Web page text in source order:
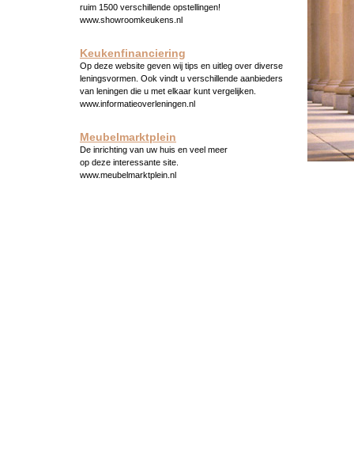
ruim 1500 verschillende opstellingen!
www.showroomkeukens.nl
Keukenfinanciering
Op deze website geven wij tips en uitleg over diverse
leningsvormen. Ook vindt u verschillende aanbieders
van leningen die u met elkaar kunt vergelijken.
www.informatieoverleningen.nl
Meubelmarktplein
De inrichting van uw huis en veel meer
op deze interessante site.
www.meubelmarktplein.nl